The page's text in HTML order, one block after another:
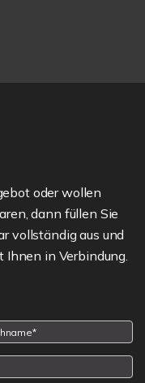
oder wollen
dann füllen Sie
vollständig aus und
in Verbindung.